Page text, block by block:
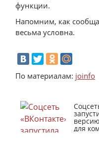
функции.
Напомним, как
весьма условна.
По материалам: joinfo
для